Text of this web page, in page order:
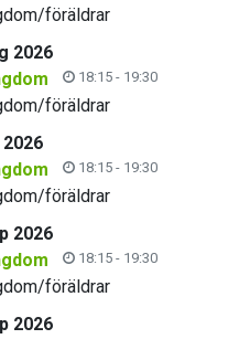
föräldrar
2026
18:15 - 19:30
föräldrar
18:15 - 19:30
föräldrar
2026
18:15 - 19:30
föräldrar
2026